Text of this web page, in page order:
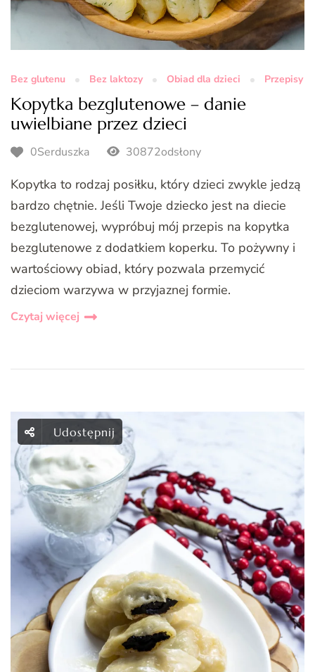
Bez glutenu Bez laktozy Obiad dla dzieci Przepisy
Kopytka bezglutenowe – danie
uwielbiane przez dzieci
0Serduszka 30872odsłony
Kopytka to rodzaj posiłku, który dzieci zwykle jedzą
bardzo chętnie. Jeśli Twoje dziecko jest na diecie
bezglutenowej, wypróbuj mój przepis na kopytka
bezglutenowe z dodatkiem koperku. To pożywny i
wartościowy obiad, który pozwala przemycić
dzieciom warzywa w przyjaznej formie.
Czytaj więcej
Udostępnij